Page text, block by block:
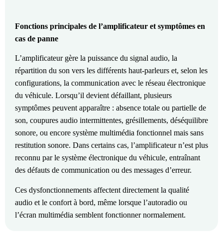
Fonctions principales de l’amplificateur et symptômes en
cas de panne
L’amplificateur gère la puissance du signal audio, la
répartition du son vers les différents haut-parleurs et, selon les
configurations, la communication avec le réseau électronique
du véhicule. Lorsqu’il devient défaillant, plusieurs
symptômes peuvent apparaître : absence totale ou partielle de
son, coupures audio intermittentes, grésillements, déséquilibre
sonore, ou encore système multimédia fonctionnel mais sans
restitution sonore. Dans certains cas, l’amplificateur n’est plus
reconnu par le système électronique du véhicule, entraînant
des défauts de communication ou des messages d’erreur.
Ces dysfonctionnements affectent directement la qualité
audio et le confort à bord, même lorsque l’autoradio ou
l’écran multimédia semblent fonctionner normalement.